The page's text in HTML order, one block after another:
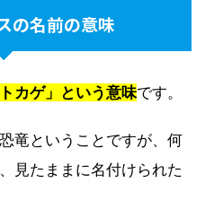
の名前の意味
トカゲ」という意味です。
竜ということですが、何
見たままに名付けられた